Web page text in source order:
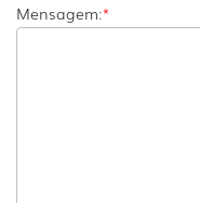
Mensagem:*